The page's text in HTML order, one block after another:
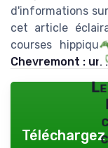
d'informations
cet article
courses
Chevremont : un